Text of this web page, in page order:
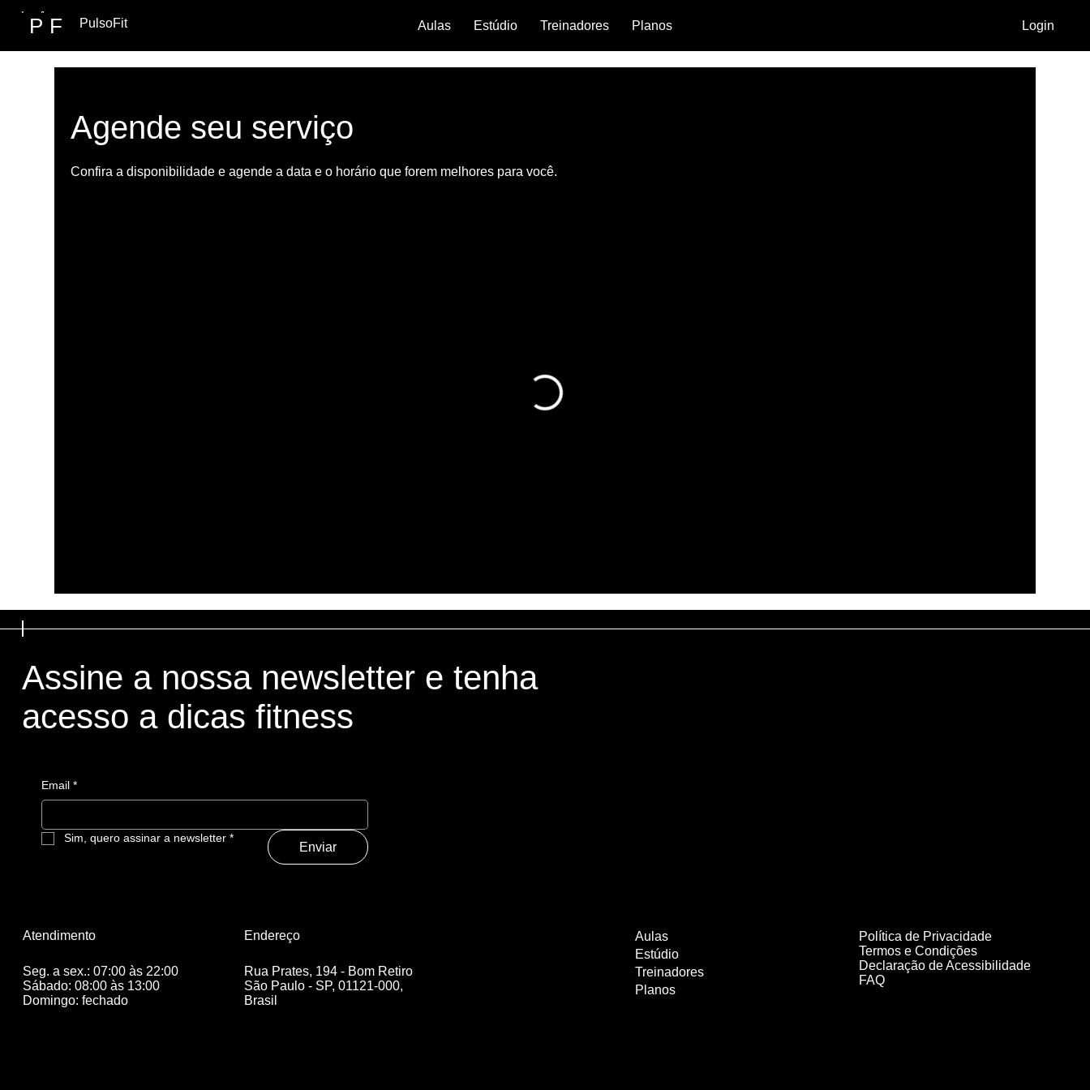
Aulas Estúdio Treinadores Planos
P PulsoFit
F Login
Agende seu serviço
Confira a disponibilidade e agende a data e o horário que forem melhores para você.
Assine a nossa newsletter e tenha
acesso a dicas fitness
Email *
Sim, quero assinar a newsletter *
Enviar
Endereço
Rua Prates, 194 - Bom Retiro
São Paulo - SP, 01121-000,
Brasil
Atendimento
Seg. a sex.: 07:00 às 22:00
Sábado: 08:00 às 13:00
Domingo: fechado
Política de Privacidade
Termos e Condições
Declaração de Acessibilidade
FAQ
Aulas
Estúdio
Treinadores
Planos